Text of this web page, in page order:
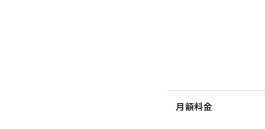
月額料金